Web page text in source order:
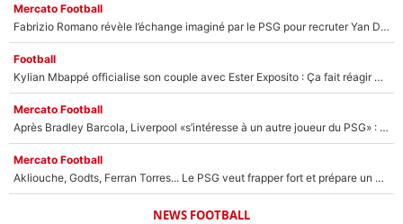
Mercato Football
Fabrizio Romano révèle l’échange imaginé par le PSG pour recruter Yan Diomandé : «L'accord a échoué car il a décidé de rejoindre le Real Madrid»
Football
Kylian Mbappé officialise son couple avec Ester Exposito : Ça fait réagir Achraf Hakimi et Ousmane Dembélé (et c’est drôle)
Mercato Football
Après Bradley Barcola, Liverpool «s’intéresse à un autre joueur du PSG» : Fabrizio Romano donne le nom du Parisien qui pourrait le suivre chez les Reds !
Mercato Football
Akliouche, Godts, Ferran Torres... Le PSG veut frapper fort et prépare un mercato à plus de 190M€ pour régaler Luis Enrique cet été !
NEWS FOOTBALL